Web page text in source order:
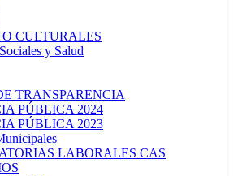
CULTURALES
y Salud
TRANSPARENCIA
PÚBLICA 2024
PÚBLICA 2023
LABORALES CAS